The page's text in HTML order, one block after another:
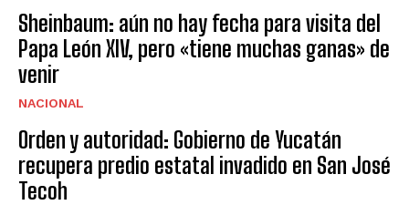
Sheinbaum: aún no hay fecha para visita del
Papa León XIV, pero «tiene muchas ganas» de
venir
NACIONAL
Orden y autoridad: Gobierno de Yucatán
recupera predio estatal invadido en San José
Tecoh